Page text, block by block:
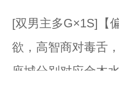
[双男主多G×1S]【
欲，高智商对毒舌
座城分别对应金木